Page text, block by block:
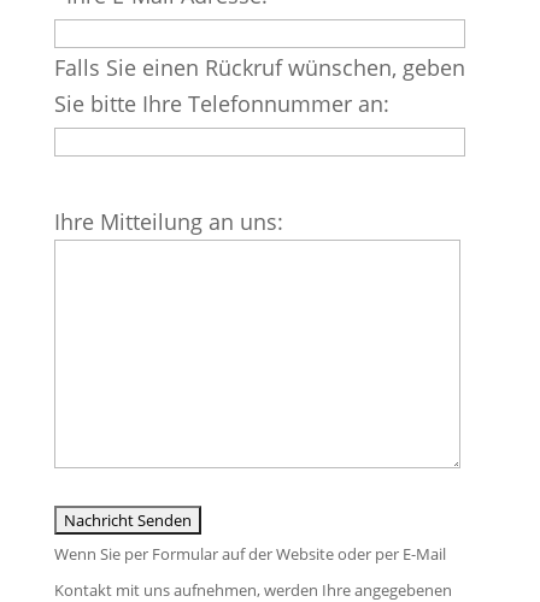
lasse
dieses
Feld
leer.
Falls Sie einen Rückruf wünschen, geben
Sie bitte Ihre Telefonnummer an:
lasse
Ihre Mitteilung an uns:
Wenn Sie per Formular auf der Website oder per E-Mail
Kontakt mit uns aufnehmen, werden Ihre angegebenen